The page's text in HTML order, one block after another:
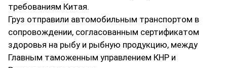
требованиям Китая.
Груз отправили автомобильным транспортом в
сопровождении, согласованным сертификатом
здоровья на рыбу и рыбную продукцию, между
Главным таможенным управлением КНР и